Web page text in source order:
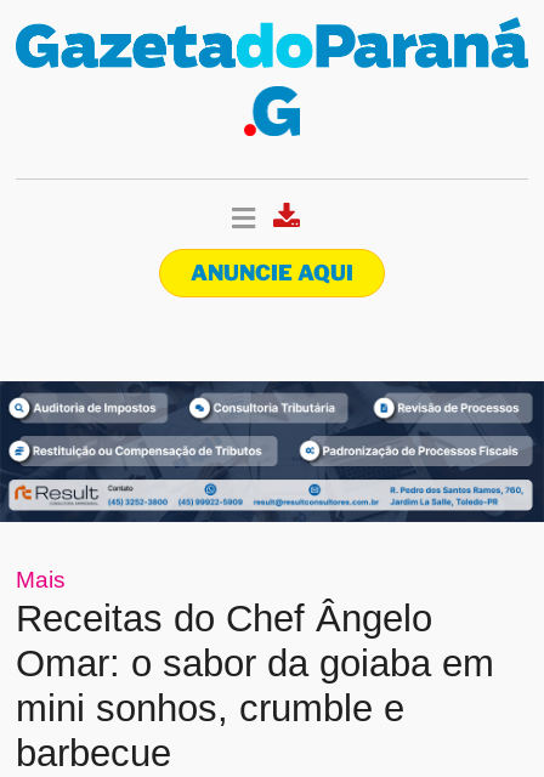
ANUNCIE AQUI
Mais
Receitas do Chef Ângelo
Omar: o sabor da goiaba em
mini sonhos, crumble e
barbecue